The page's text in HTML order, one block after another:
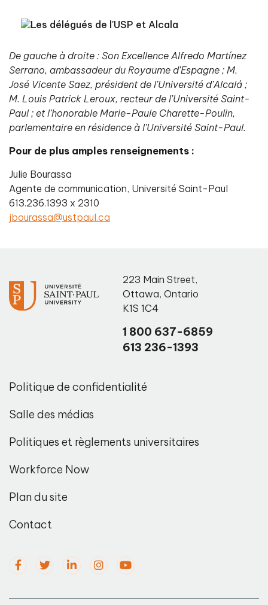
De gauche à droite : Son Excellence Alfredo Martínez
Serrano, ambassadeur du Royaume d’Espagne ; M.
José Vicente Saez, président de l’Université d’Alcalá ;
M. Louis Patrick Leroux, recteur de l’Université Saint-
Paul ; et l’honorable Marie-Paule Charette-Poulin,
parlementaire en résidence à l’Université Saint-Paul.
Pour de plus amples renseignements :
Julie Bourassa
Agente de communication, Université Saint-Paul
613.236.1393 x 2310
jbourassa@ustpaul.ca
223 Main Street,
Ottawa, Ontario
K1S 1C4
1 800 637-6859
613 236-1393
Politique de confidentialité
Salle des médias
Politiques et règlements universitaires
Workforce Now
Plan du site
Contact